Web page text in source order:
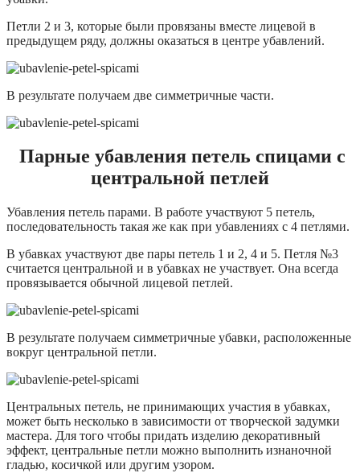
Петли 2 и 3, которые были провязаны вместе лицевой в
предыдущем ряду, должны оказаться в центре убавлений.
В результате получаем две симметричные части.
Парные убавления петель спицами с
центральной петлей
Убавления петель парами. В работе участвуют 5 петель,
последовательность такая же как при убавлениях с 4 петлями.
В убавках участвуют две пары петель 1 и 2, 4 и 5. Петля №3
считается центральной и в убавках не участвует. Она всегда
провязывается обычной лицевой петлей.
В результате получаем симметричные убавки, расположенные
вокруг центральной петли.
Центральных петель, не принимающих участия в убавках,
может быть несколько в зависимости от творческой задумки
мастера. Для того чтобы придать изделию декоративный
эффект, центральные петли можно выполнить изнаночной
гладью, косичкой или другим узором.